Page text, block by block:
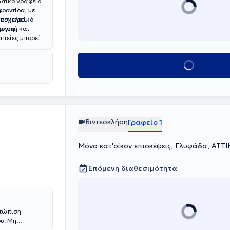
με
και
μπορεί
πρόγραμμα
πόνου,
ο ειδικός
Κλείσε ραντεβού
Μη
ΒιντεοκλήσηΓραφείο 1
Μόνο κατ'οίκον επισκέψεις, Γλυφάδα,
Επόμενη διαθεσιμότητα